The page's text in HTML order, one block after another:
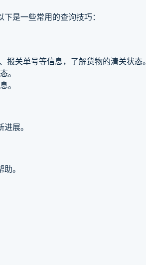
是一些常用的查询技巧：
报关单号等信息，了解货物的清关状态。
。
。
展。
。